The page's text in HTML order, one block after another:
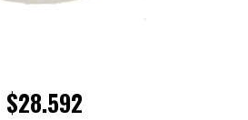
$28.592